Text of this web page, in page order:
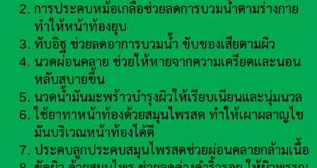
การประคบหม้อเกลือช่วยลดการบวมน้ำตามร่างกาย
ทำให้หน้าท้องยุบ
ทับอิฐ ช่วยลดอาการบวมน้ำ ขับของเสียตามผิว
นวดผ่อนคลาย ช่วยให้หายจากความเครียดและนอน
หลับสบายขึ้น
นวดน้ำมันมะพร้าวบำรุงผิวให้เรียบเนียนและนุ่มนวล
ใช้ยาทาหน้าท้องด้วยสมุนไพรสด ทำให้เผาผลาญไข
มันบริเวณหน้าท้องได้ดี
ประคบลูกประคบสมุนไพรสดช่วยผ่อนคลายกล้ามเนื้อ